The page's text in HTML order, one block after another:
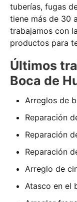
tuberías, fugas
tiene más de 30
trabajamos con
productos para
Últimos
Boca de
Arreglos de
Reparación
Reparación
Reparación
Arreglo de
Atasco en el